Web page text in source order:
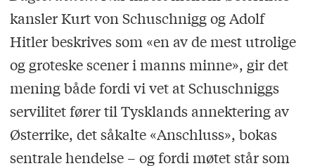
kansler Kurt von Schuschnigg og Adolf
Hitler beskrives som «en av de mest utrolige
og groteske scener i manns minne», gir det
mening både fordi vi vet at Schuschniggs
servilitet fører til Tysklands annektering av
Østerrike, det såkalte «Anschluss», bokas
sentrale hendelse – og fordi møtet står som